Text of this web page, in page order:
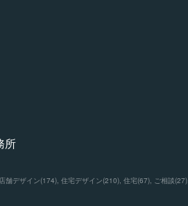
所
店舗デザイン(174) 住宅デザイン(210) 住宅(67) ご相談(27)